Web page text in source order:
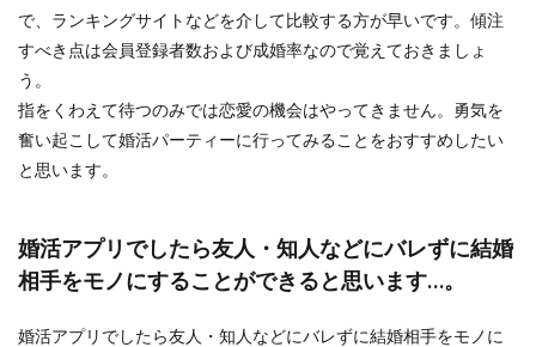
で、ランキングサイトなどを介して比較する方が早いです。傾注
すべき点は会員登録者数および成婚率なので覚えておきましょ
う。
指をくわえて待つのみでは恋愛の機会はやってきません。勇気を
奮い起こして婚活パーティーに行ってみることをおすすめしたい
と思います。
婚活アプリでしたら友人・知人などにバレずに結婚
相手をモノにすることができると思います…。
婚活アプリでしたら友人・知人などにバレずに結婚相手をモノに